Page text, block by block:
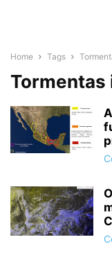
Home Tags
Tormentas